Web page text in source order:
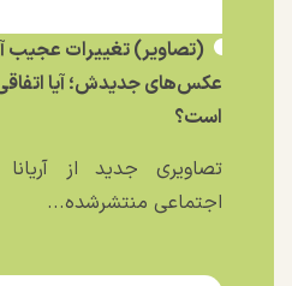
(تصاویر) تغییرات عجیب
عکس‌های جدیدش؛ آیا اتفاقی
است؟
تصاویری جدید از
اجتماعی منتشرشده...